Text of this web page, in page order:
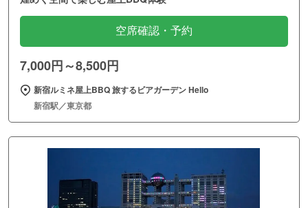
空席確認・予約
7,000円～8,500円
新宿ルミネ屋上BBQ 旅するビアガーデン Hello
新宿駅／東京都